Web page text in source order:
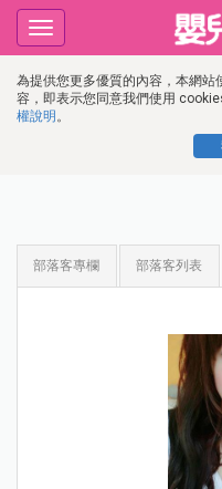
為提供您更多優質的內容，本網
容，即表示您同意我們使用
權說明 。
Toggle
navigation
部落客專欄 部落客列表